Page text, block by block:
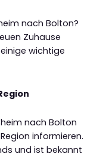
nach Bolton?
Zuhause
wichtige
nach Bolton
informieren.
und ist bekannt